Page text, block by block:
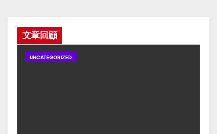
文章回顧
UNCATEGORIZED